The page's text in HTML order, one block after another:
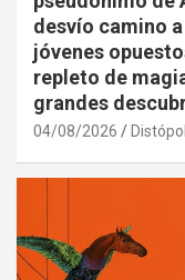
desvío camino
jóvenes
repleto de
grandes
04/08/2026